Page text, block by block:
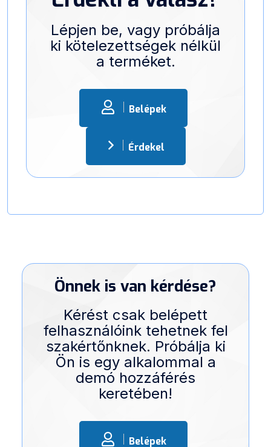
Lépjen be, vagy próbálja
ki kötelezettségek nélkül
a terméket.
Belépek
Érdekel
Önnek is van kérdése?
Kérést csak belépett
felhasználóink tehetnek fel
szakértőnknek. Próbálja ki
Ön is egy alkalommal a
demó hozzáférés
keretében!
Belépek